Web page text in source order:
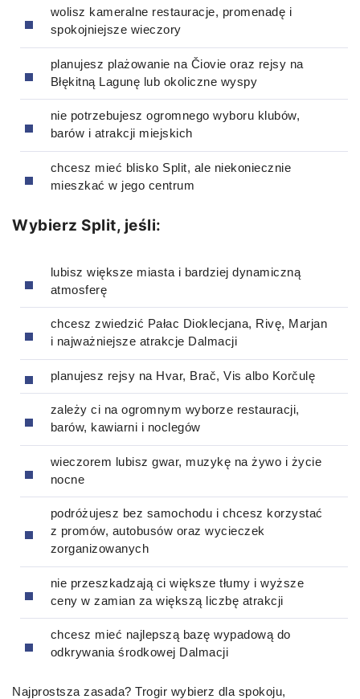
wolisz kameralne restauracje, promenadę i
spokojniejsze wieczory
planujesz plażowanie na Čiovie oraz rejsy na
Błękitną Lagunę lub okoliczne wyspy
nie potrzebujesz ogromnego wyboru klubów,
barów i atrakcji miejskich
chcesz mieć blisko Split, ale niekoniecznie
mieszkać w jego centrum
Wybierz Split, jeśli:
lubisz większe miasta i bardziej dynamiczną
atmosferę
chcesz zwiedzić Pałac Dioklecjana, Rivę, Marjan
i najważniejsze atrakcje Dalmacji
planujesz rejsy na Hvar, Brač, Vis albo Korčulę
zależy ci na ogromnym wyborze restauracji,
barów, kawiarni i noclegów
wieczorem lubisz gwar, muzykę na żywo i życie
nocne
podróżujesz bez samochodu i chcesz korzystać
z promów, autobusów oraz wycieczek
zorganizowanych
nie przeszkadzają ci większe tłumy i wyższe
ceny w zamian za większą liczbę atrakcji
chcesz mieć najlepszą bazę wypadową do
odkrywania środkowej Dalmacji
Najprostsza zasada? Trogir wybierz dla spokoju,